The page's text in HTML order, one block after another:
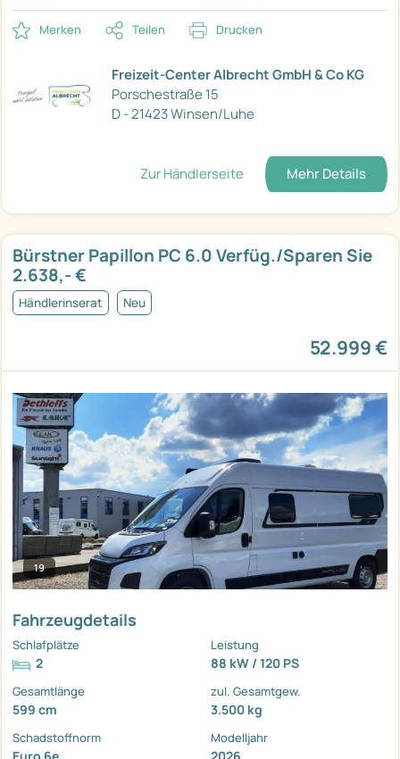
Merken Teilen Drucken
Freizeit-Center Albrecht GmbH & Co KG
Porschestraße 15
D - 21423 Winsen/Luhe
Zur Händlerseite Mehr Details
Bürstner Papillon PC 6.0 Verfüg./Sparen Sie
2.638,- €
Händlerinserat Neu
52.999 €
19
Fahrzeugdetails
Schlafplätze
2
Leistung
88 kW / 120 PS
Gesamtlänge
599 cm
zul. Gesamtgew.
3.500 kg
Schadstoffnorm Modelljahr